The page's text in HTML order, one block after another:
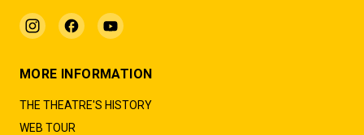
MORE INFORMATION
THE THEATRE'S HISTORY
WEB TOUR